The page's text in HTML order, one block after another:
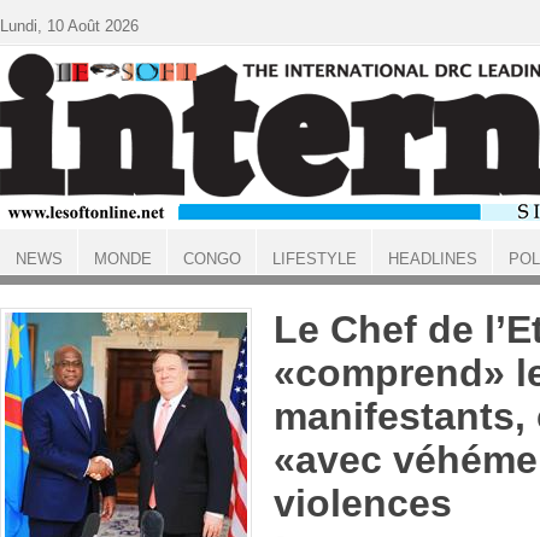
ACCUEIL
Le Chef de
«comprend»
manifestants,
«avec
violences
Lundi, 10 Août 2026
NEWS MONDE CONGO LIFESTYLE HEADLINES